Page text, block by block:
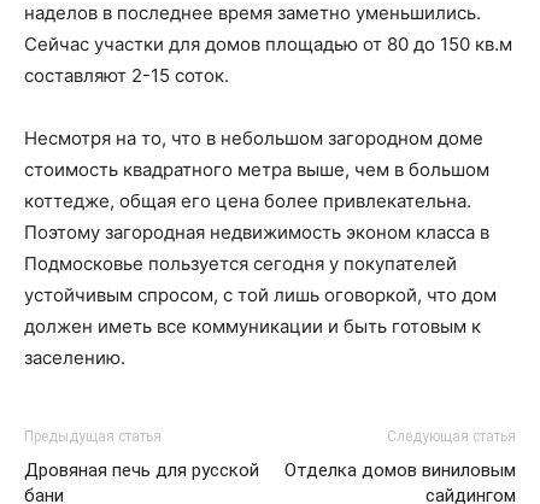
наделов в последнее время заметно уменьшились.
Сейчас участки для домов площадью от 80 до 150 кв.м
составляют 2-15 соток.
Несмотря на то, что в небольшом загородном доме
стоимость квадратного метра выше, чем в большом
коттедже, общая его цена более привлекательна.
Поэтому загородная недвижимость эконом класса в
Подмосковье пользуется сегодня у покупателей
устойчивым спросом, с той лишь оговоркой, что дом
должен иметь все коммуникации и быть готовым к
заселению.
Предыдущая статья
Дровяная печь для русской
бани
Следующая статья
Отделка домов виниловым
сайдингом